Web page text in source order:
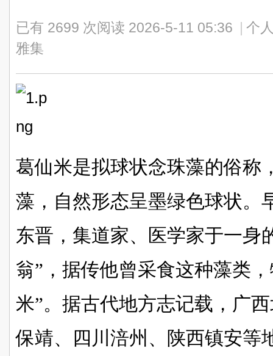
已有 2699 次阅读 2026-5-11 05:36
个
雅集
葛仙米是拟球状念珠藻的俗称
藻，自然形态呈墨绿色球状。
东晋，集道家、医学家于一身
翁”，据传他曾采食这种藻类
米”。据古代地方志记载，广
保靖、四川涪州、陕西镇安等